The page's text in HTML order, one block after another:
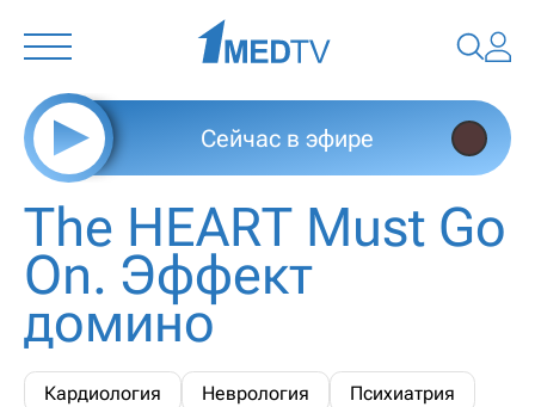
Сейчас в эфире
The HEART Must Go
On. Эффект
домино
Кардиология Неврология
Психиатрия